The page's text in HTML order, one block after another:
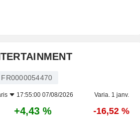
FR0000054470
17:55:00 07/08/2026 Varia. 1 janv.
+4,43 % -16,52 %